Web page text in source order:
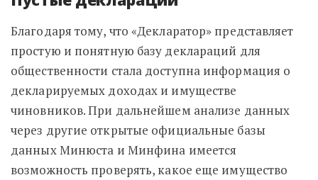
Благодаря тому, что «Декларатор» представляет
простую и понятную базу деклараций для
общественности стала доступна информация о
декларируемых доходах и имуществе
чиновников. При дальнейшем анализе данных
через другие открытые официальные базы
данных Минюста и Минфина имеется
возможность проверять, какое еще имущество